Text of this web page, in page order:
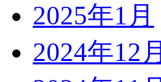
2025年1月
2024年12月